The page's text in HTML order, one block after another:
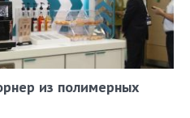
из полимерных